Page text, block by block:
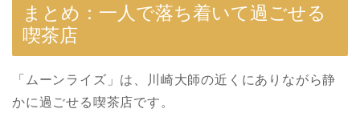
まとめ：一人で落ち着いて過ごせる
喫茶店
「ムーンライズ」は、川崎大師の近くにありながら静
かに過ごせる喫茶店です。